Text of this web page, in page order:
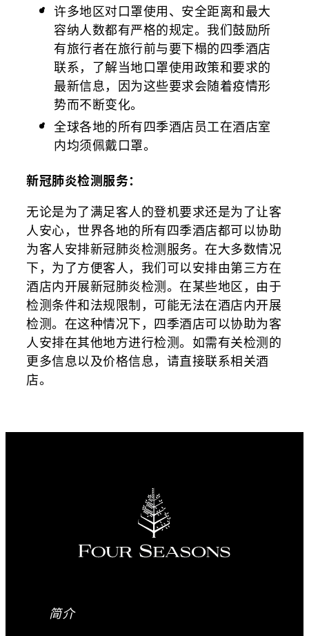
许多地区对口罩使用、安全距离和最大
容纳人数都有严格的规定。我们鼓励所
有旅行者在旅行前与要下榻的四季酒店
联系，了解当地口罩使用政策和要求的
最新信息，因为这些要求会随着疫情形
势而不断变化。
全球各地的所有四季酒店员工在酒店室
内均须佩戴口罩。
新冠肺炎检测服务：
无论是为了满足客人的登机要求还是为了让客
人安心，世界各地的所有四季酒店都可以协助
为客人安排新冠肺炎检测服务。在大多数情况
下，为了方便客人，我们可以安排由第三方在
酒店内开展新冠肺炎检测。在某些地区，由于
检测条件和法规限制，可能无法在酒店内开展
检测。在这种情况下，四季酒店可以协助为客
人安排在其他地方进行检测。如需有关检测的
更多信息以及价格信息，请直接联系相关酒
店。
简介